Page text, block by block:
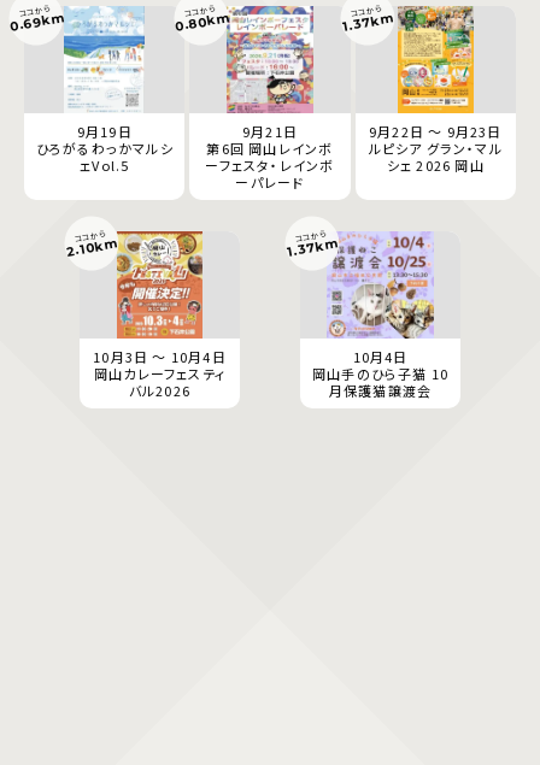
9月19日
ひろがるわっかマルシ
ェVol.5
ココから
0.69km
9月21日
第6回 岡山レインボ
ーフェスタ・レインボ
ーパレード
ココから
0.80km
9月22日 ～ 9月23日
ルピシア グラン・マル
シェ 2026 岡山
ココから
1.37km
10月3日 ～ 10月4日
岡山カレーフェスティ
バル2026
ココから
2.10km
10月4日
岡山手のひら子猫 10
月保護猫譲渡会
ココから
1.37km